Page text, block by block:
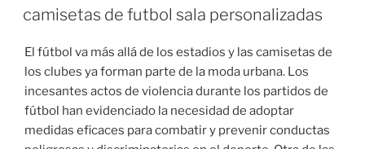
camisetas de futbol sala personalizadas
El fútbol va más allá de los estadios y las camisetas de
los clubes ya forman parte de la moda urbana. Los
incesantes actos de violencia durante los partidos de
fútbol han evidenciado la necesidad de adoptar
medidas eficaces para combatir y prevenir conductas